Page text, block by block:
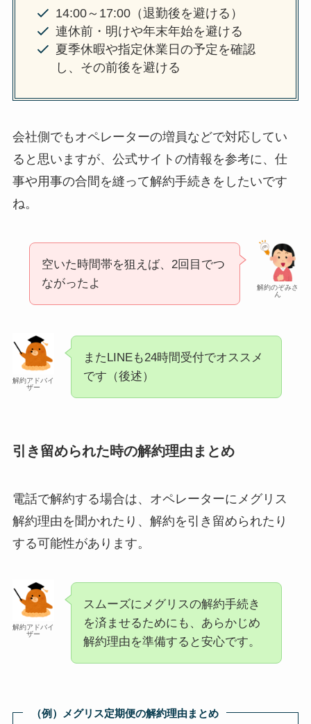
14:00～17:00（退勤後を避ける）
連休前・明けや年末年始を避ける
夏季休暇や指定休業日の予定を確認
し、その前後を避ける
会社側でもオペレーターの増員などで対応してい
ると思いますが、公式サイトの情報を参考に、仕
事や用事の合間を縫って解約手続きをしたいです
ね。
解約のぞみさ
ん
空いた時間帯を狙えば、2回目でつ
ながったよ
解約アドバイ
ザー
またLINEも24時間受付でオススメ
です（後述）
引き留められた時の解約理由まとめ
電話で解約する場合は、オペレーターにメグリス
解約理由を聞かれたり、解約を引き留められたり
する可能性があります。
解約アドバイ
ザー
スムーズにメグリスの解約手続き
を済ませるためにも、あらかじめ
解約理由を準備すると安心です。
（例）メグリス定期便の解約理由まとめ